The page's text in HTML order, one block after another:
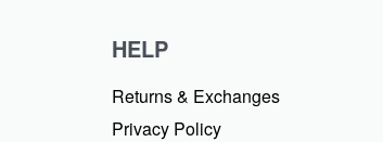
HELP
Returns & Exchanges
Privacy Policy